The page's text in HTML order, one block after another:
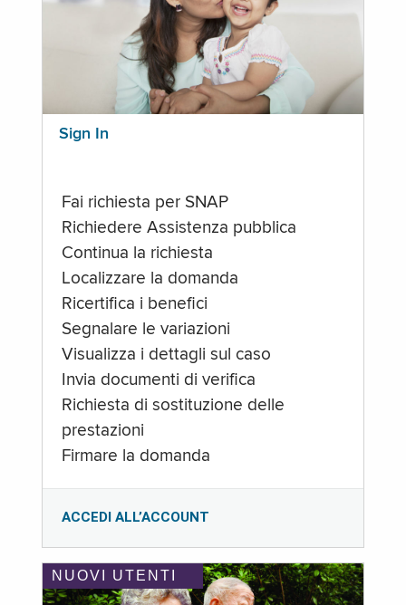
Sign In
Fai richiesta per SNAP
Richiedere Assistenza pubblica
Continua la richiesta
Localizzare la domanda
Ricertifica i benefici
Segnalare le variazioni
Visualizza i dettagli sul caso
Invia documenti di verifica
Richiesta di sostituzione delle
prestazioni
Firmare la domanda
ACCEDI ALL’ACCOUNT
NUOVI UTENTI